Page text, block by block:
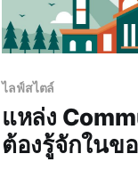
ไลฟ์สไตล์
แหล่ง
ต้องรู้จักในข